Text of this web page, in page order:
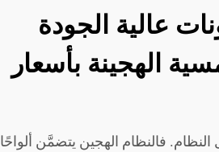
عالية الجودة
الهجينة بأسعار
فالنظام الهجين يتضمَّن ألواحًا